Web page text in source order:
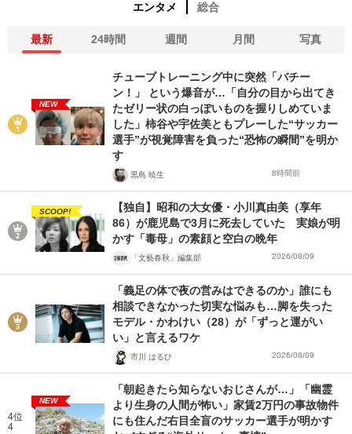
エンタメ 総合
最新 24時間 週間 月間 写真
NEW
チューブトレーニング中に突然「バチー
ン！」 という爆音が…「自分の目から出てき
たゼリー状の白っぽいものを握りしめていま
した」柿谷や宇佐美ともプレーした“サッカー
選手”が視覚障害を負った“恐怖の瞬間”を明か
す
黒島 暁生 8時間前
SCOOP!
【独自】昭和の大女優・小川真由美（享年
86）が鹿児島で3月に死去していた 実娘が明
かす「毒母」の素顔と空白の晩年
「文藝春秋」編集部 2026/08/09
「義足の体で夜の営みはできるのか」誰にも
相談できなかった切実な悩みも…脚を失った
モデル・かわけい（28）が「ずっと運がい
い」と言えるワケ
市川 はるひ 2026/08/09
4位
4
NEW
「朝起きたら知らないおじさんが…」「幽霊
より生身の人間が怖い」家賃2万円の事故物件
にも住んだ右目全盲のサッカー選手が明かす